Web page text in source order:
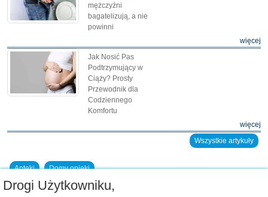
mężczyźni
bagatelizują, a nie
powinni
więcej
Jak Nosić Pas
Podtrzymujący w
Ciąży? Prosty
Przewodnik dla
Codziennego
Komfortu
więcej
Wszystkie artykuły
Apteki Domy opieki
Dodaj placówkę do bazy
Drogi Użytkowniku,